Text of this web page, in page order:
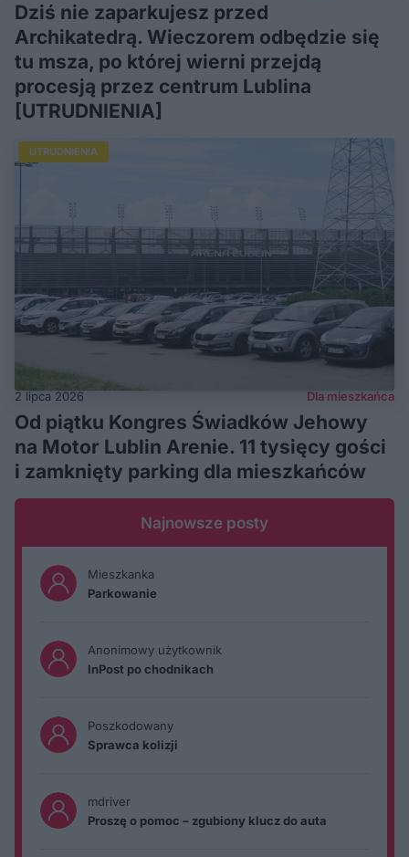
Dziś nie zaparkujesz przed
Archikatedrą. Wieczorem odbędzie się
tu msza, po której wierni przejdą
procesją przez centrum Lublina
[UTRUDNIENIA]
UTRUDNIENIA
2 lipca 2026 Dla mieszkańca
Od piątku Kongres Świadków Jehowy
na Motor Lublin Arenie. 11 tysięcy gości
i zamknięty parking dla mieszkańców
Najnowsze posty
Mieszkanka
Parkowanie
Anonimowy użytkownik
InPost po chodnikach
Poszkodowany
Sprawca kolizji
mdriver
Proszę o pomoc – zgubiony klucz do auta